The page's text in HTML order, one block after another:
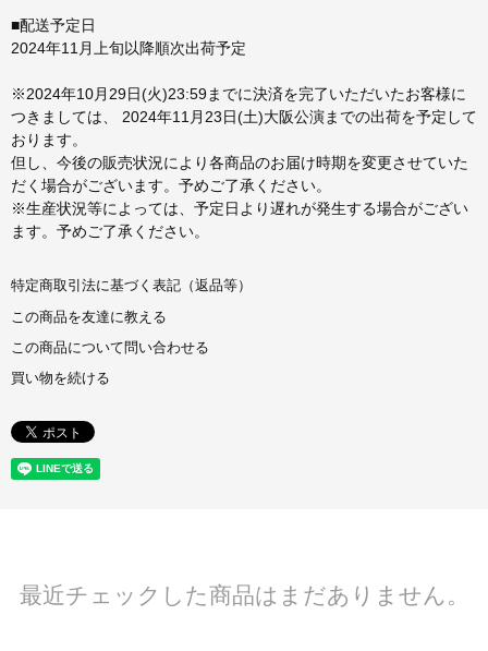
■配送予定日
2024年11月上旬以降順次出荷予定
※2024年10月29日(火)23:59までに決済を完了いただいたお客様に
つきましては、 2024年11月23日(土)大阪公演までの出荷を予定して
おります。
但し、今後の販売状況により各商品のお届け時期を変更させていた
だく場合がございます。予めご了承ください。
※生産状況等によっては、予定日より遅れが発生する場合がござい
ます。予めご了承ください。
特定商取引法に基づく表記（返品等）
この商品を友達に教える
この商品について問い合わせる
買い物を続ける
最近チェックした商品はまだありません。